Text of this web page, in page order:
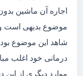
اجاره آن ماشین
موضوع بدیهی است
شاهد این موضوع
درمانی خود اغلب
موارد دیگری از این